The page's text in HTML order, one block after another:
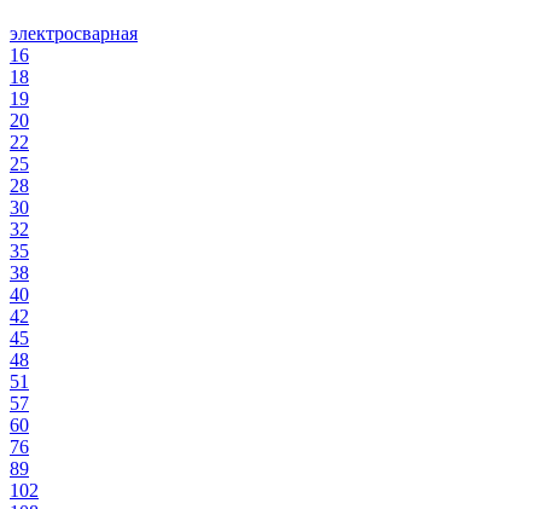
электросварная
16
18
19
20
22
25
28
30
32
35
38
40
42
45
48
51
57
60
76
89
102